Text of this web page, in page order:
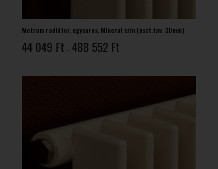
Metrum radiátor, egysoros, Mineral szín (oszt.tav. 30mm)
44 049 Ft – 488 552 Ft44
-